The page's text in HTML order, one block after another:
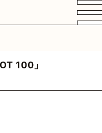
CLUB
100」